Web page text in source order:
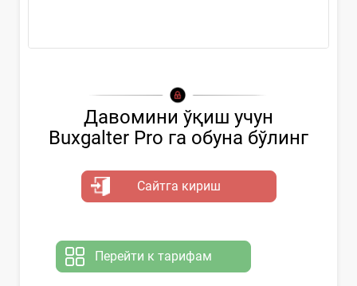
Давомини ўқиш учун
Buxgalter Pro га обуна бўлинг
Сайтга кириш
Перейти к тарифам